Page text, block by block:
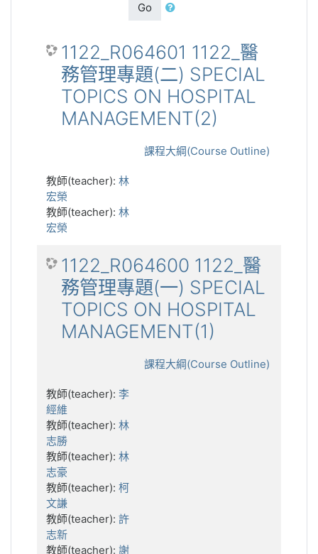
Go
1122_R064601 1122_醫
務管理專題(二) SPECIAL
TOPICS ON HOSPITAL
MANAGEMENT(2)
課程大綱(Course Outline)
教師(teacher): 林
宏榮
教師(teacher): 林
宏榮
1122_R064600 1122_醫
務管理專題(一) SPECIAL
TOPICS ON HOSPITAL
MANAGEMENT(1)
課程大綱(Course Outline)
教師(teacher): 李
經維
教師(teacher): 林
志勝
教師(teacher): 林
志豪
教師(teacher): 柯
文謙
教師(teacher): 許
志新
教師(teacher): 謝